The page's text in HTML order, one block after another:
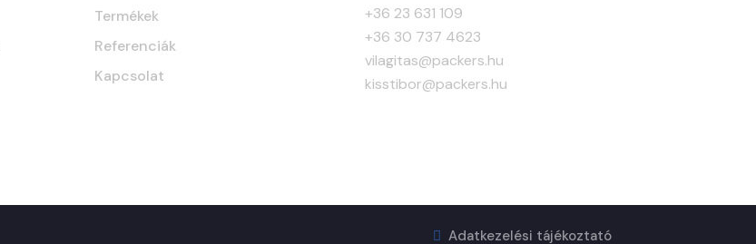
Termékek
Referenciák
Kapcsolat
+36 23 631 109
+36 30 737 4623
vilagitas@packers.hu
kisstibor@packers.hu
Adatkezelési tájékoztató